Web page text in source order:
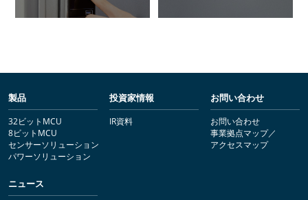
製品
32ビットMCU
8ビットMCU
センサーソリューション
パワーソリューション
投資家情報
IR資料
お問い合わせ
お問い合わせ
事業拠点マップ／
アクセスマップ
ニュース